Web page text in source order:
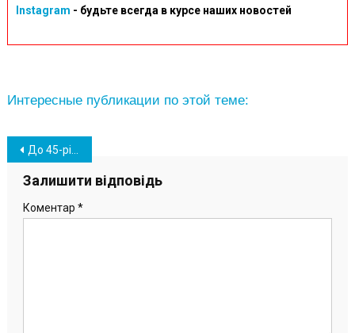
Instagram - будьте всегда в курсе наших новостей
Интересные публикации по этой теме:
Навігація
записів
До 45-річчя Южного в ПК відкрили тематичну інсталяцію (фото)
Залишити відповідь
Коментар *